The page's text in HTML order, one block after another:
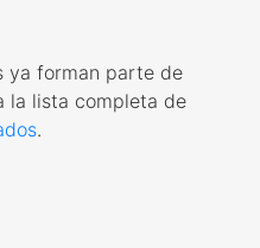
ya forman parte de
la lista completa de
.